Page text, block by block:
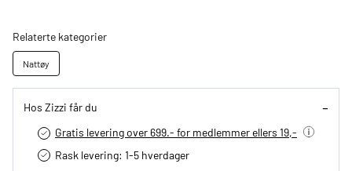
Relaterte kategorier
Nattøy
Hos Zizzi får du
Gratis levering over 699.- for medlemmer ellers 19,-
Rask levering: 1-5 hverdager